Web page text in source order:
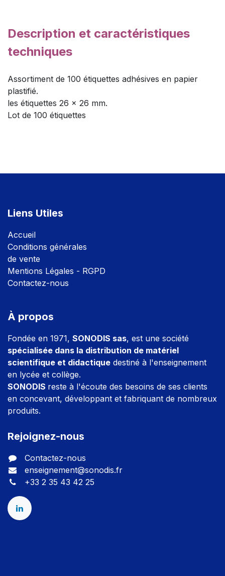
Description et caractéristiques
techniques
Assortiment de 100 étiquettes adhésives en papier
plastifié.
les étiquettes 26 x 26 mm.
Lot de 100 étiquettes
Liens Utiles
Accueil
Conditions générales
de vente
Mentions Légales - RGPD
Contactez-nous
À propos
Fondée en 1971, SONODIS sas, est une société
spécialisée dans la distribution de matériel
scientifique et didactique destiné à l'enseignement
en lycée et collège.
SONODIS reste à l'écoute des besoins de ses clients
en concevant, développant et fabriquant de nombreux
produits.
Rejoignez-nous
Contactez-nous
enseignement@sonodis.fr
+33 2 35 43 42 25